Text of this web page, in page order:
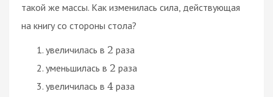
такой же массы. Как изменилась сила, действующая
на книгу со стороны стола?
увеличилась в 2 раза
уменьшилась в 2 раза
увеличилась в 4 раза